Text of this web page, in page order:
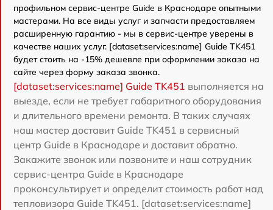
профильном сервис-центре Guide в Краснодаре опытными
мастерами. На все виды услуг и запчасти предоставляем
расширенную гарантию - мы в сервис-центре уверены в
качестве наших услуг. [dataset:services:name] Guide TK451
будет стоить на -15% дешевле при оформлении заказа на
сайте через форму заказа звонка.
[dataset:services:name] Guide TK451 выполняется на
выезде, если не требует габаритного оборудования
и длительного времени ремонта. В таких случаях
наш мастер доставит Guide TK451 в сервисный
центр Guide в Краснодаре и доставит обратно.
Закажите звонок или позвоните и наш сотрудник
сервис-центра Guide в Краснодаре
проконсультирует и определит стоимость работ над
тепловизора Guide TK451. [dataset:services:name]